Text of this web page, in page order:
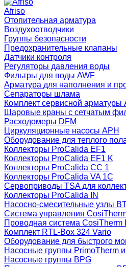
Afriso
Отопительная арматура
Воздухоотводчики
Группы безопасности
Предохранительные клапаны
Датчики контроля
Регуляторы давления воды
Фильтры для воды AWF
Арматура для наполнения и
Сепараторы шлама
Комплект сервисной арматуры
Шаровые краны с сетчатым
Расходомеры DFM
Циркуляционные насосы APH
Оборудование для теплого
Коллекторы ProCalida EF1
Коллекторы ProCalida EF1 K
Коллекторы ProCalida CC 1
Коллекторы ProCalida VA 1C
Сервоприводы TSA для
Коллекторы ProCalida IN
Насосно-смесительные узлы
Система управления
Проводная система CosiTherm
Комплект RTL‑Box 324 Vario
Оборудование для быстрого
Насосные группы PrimoTherm
Насосные группы BPG